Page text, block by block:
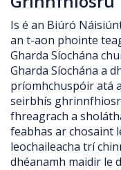
Is é an Biúró
an t-aon phointe
Gharda Síochána
Gharda Síochána a
príomhchuspóir atá
seirbhís
fhreagrach a
feabhas ar chosaint
leochaileacha trí
dhéanamh maidir le